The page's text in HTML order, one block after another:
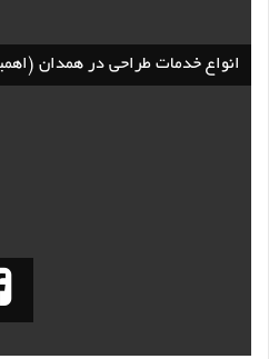
انواع خدمات طراحی در همدان